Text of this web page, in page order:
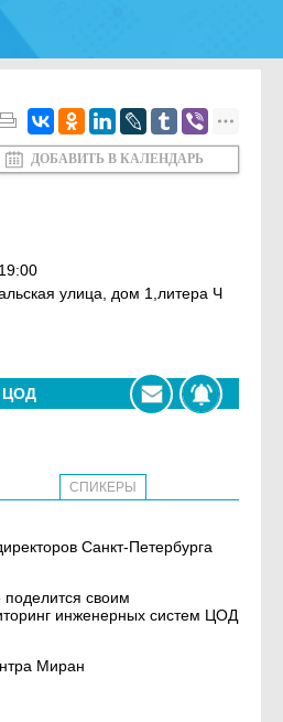
ДОБАВИТЬ В КАЛЕНДАРЬ
улица, дом 1,литера Ч
ЦОД
СПИКЕРЫ
Санкт-Петербурга
своим
инженерных систем ЦОД
Миран